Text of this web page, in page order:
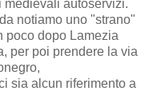
medievali autoservizi.
notiamo uno "strano"
poco dopo Lamezia
per poi prendere la via
sia alcun riferimento a